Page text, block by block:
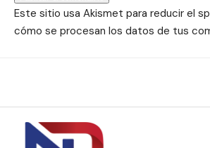
Este sitio usa Akismet para reducir el
cómo se procesan los datos de tus